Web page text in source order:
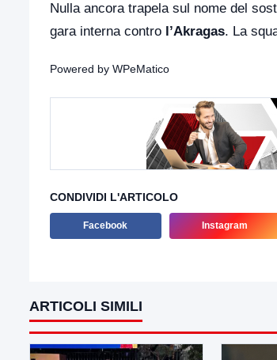
Nulla ancora trapela sul nome del
gara interna contro l’Akragas. La
Powered by WPeMatico
CONDIVIDI L'ARTICOLO
Facebook Instagram
ARTICOLI SIMILI